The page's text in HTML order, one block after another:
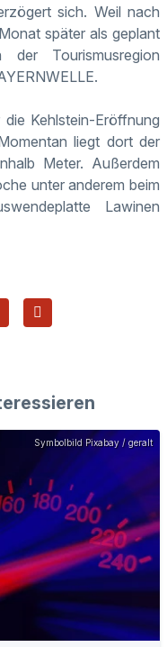
sich. Weil nach
später als geplant
Tourismusregion
Kehlstein-Eröffnung
liegt dort der
Meter. Außerdem
unter anderem beim
Lawinen
Symbolbild Pixabay / geralt